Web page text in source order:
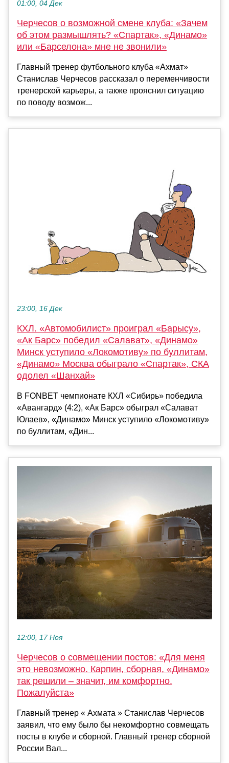
01:00, 04 Дек
Черчесов о возможной смене клуба: «Зачем
об этом размышлять? «Спартак», «Динамо»
или «Барселона» мне не звонили»
Главный тренер футбольного клуба «Ахмат»
Станислав Черчесов рассказал о переменчивости
тренерской карьеры, а также прояснил ситуацию
по поводу возмож...
23:00, 16 Дек
КХЛ. «Автомобилист» проиграл «Барысу»,
«Ак Барс» победил «Салават», «Динамо»
Минск уступило «Локомотиву» по буллитам,
«Динамо» Москва обыграло «Спартак», СКА
одолел «Шанхай»
В FONBET чемпионате КХЛ «Сибирь» победила
«Авангард» (4:2), «Ак Барс» обыграл «Салават
Юлаев», «Динамо» Минск уступило «Локомотиву»
по буллитам, «Дин...
12:00, 17 Ноя
Черчесов о совмещении постов: «Для меня
это невозможно. Карпин, сборная, «Динамо»
так решили – значит, им комфортно.
Пожалуйста»
Главный тренер « Ахмата » Станислав Черчесов
заявил, что ему было бы некомфортно совмещать
посты в клубе и сборной. Главный тренер сборной
России Вал...